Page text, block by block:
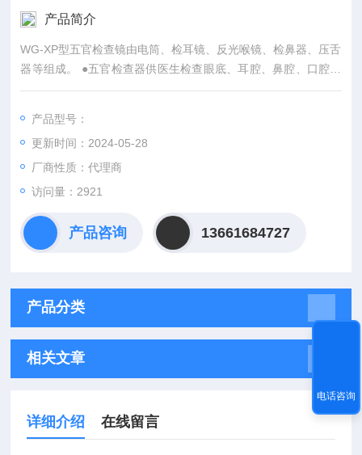
产品简介
WG-XP型五官检查镜由电筒、检耳镜、反光喉镜、检鼻器、压舌
器等组成。 ●五官检查器供医生检查眼底、耳腔、鼻腔、口腔、
咽喉部之用。
产品型号：
更新时间：2024-05-28
厂商性质：代理商
访问量：2921
产品咨询 13661684727
产品分类
相关文章
详细介绍 在线留言
电话咨询